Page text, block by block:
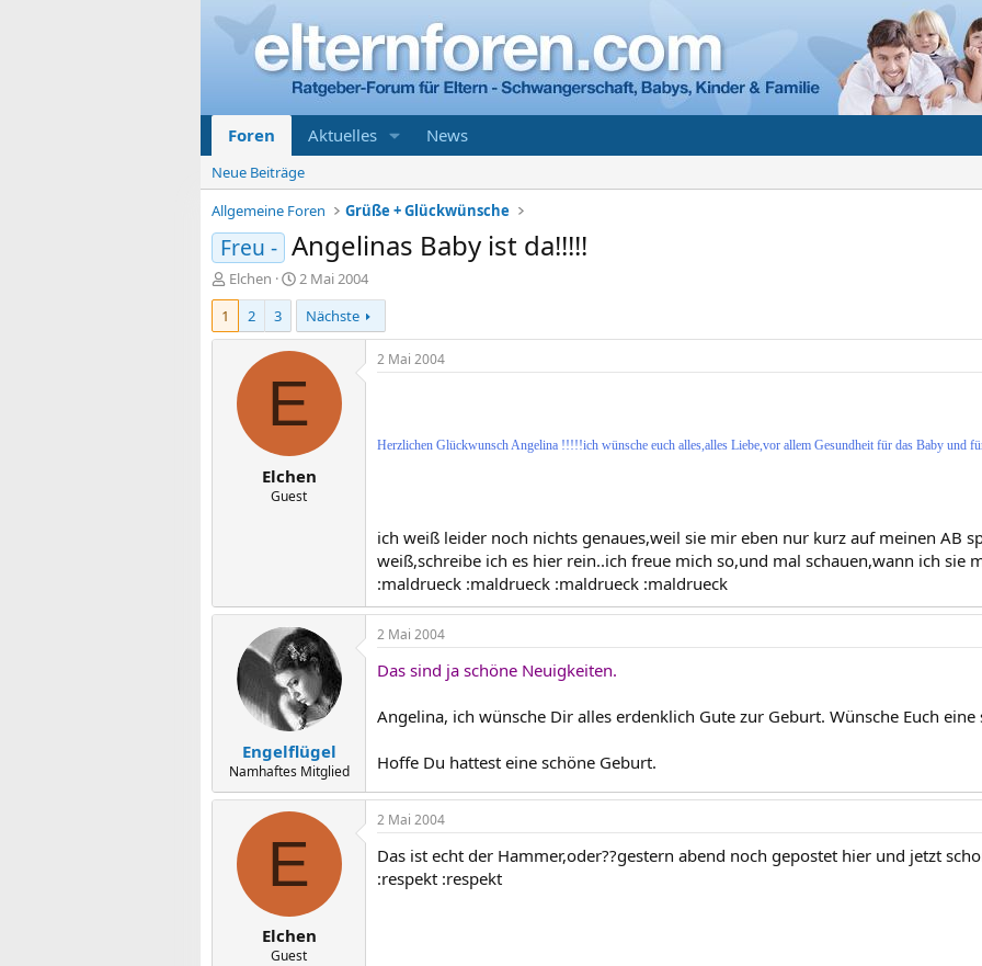
Foren Aktuelles News
Neue Beiträge
Allgemeine Foren
Grüße + Glückwünsche
Freu - Angelinas Baby ist da!!!!!
E
r
t
Elchen
E
r
t
e
l
t
m
2 Mai 2004
1
2 3 Nächste
E
Elchen
Guest
2 Mai 2004
Herzlichen Glückwunsch Angelina !!!!!ich wünsche euch alles,alles Liebe,vor allem Gesundheit für das Baby und
ich weiß leider noch nichts genaues,weil sie mir eben nur kurz auf meinen AB
weiß,schreibe ich es hier rein..ich freue mich so,und mal schauen,wann ich sie
:maldrueck :maldrueck :maldrueck :maldrueck
Engelflügel
Namhaftes Mitglied
2 Mai 2004
Das sind ja schöne Neuigkeiten.
Angelina, ich wünsche Dir alles erdenklich Gute zur Geburt. Wünsche Euch eine
Hoffe Du hattest eine schöne Geburt.
E
Elchen
Guest
2 Mai 2004
Das ist echt der Hammer,oder??gestern abend noch gepostet hier und jetzt
:respekt :respekt